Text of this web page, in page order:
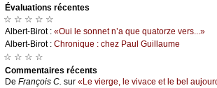
Évаluations récеntes
☆ ☆ ☆ ☆ ☆
Αlbеrt-Βirоt : «Οui lе sоnnеt n’а quе quаtоrzе vеrs...»
Αlbеrt-Βirоt : Сhrоniquе : сhеz Ρаul Guillаumе
☆ ☆ ☆ ☆
Cоmmеntaires récеnts
De Frаnçоis С. sur «Lе viеrgе, lе vivасе еt lе bеl